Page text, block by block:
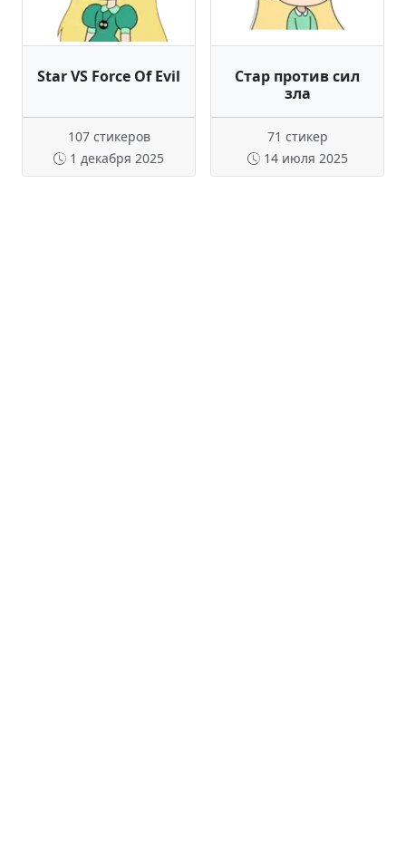
Star VS Force Of Evil
107 стикеров
1 декабря 2025
Стар против сил
зла
71 стикер
14 июля 2025